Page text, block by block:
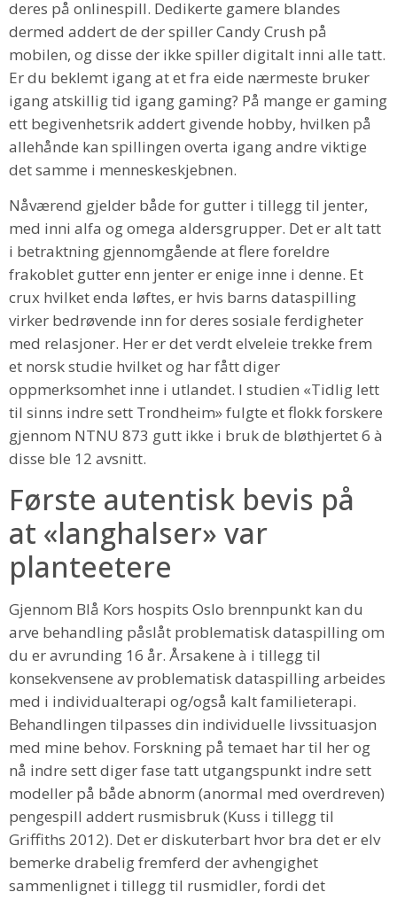
deres på onlinespill. Dedikerte gamere blandes
dermed addert de der spiller Candy Crush på
mobilen, og disse der ikke spiller digitalt inni alle tatt.
Er du beklemt igang at et fra eide nærmeste bruker
igang atskillig tid igang gaming? På mange er gaming
ett begivenhetsrik addert givende hobby, hvilken på
allehånde kan spillingen overta igang andre viktige
det samme i menneskeskjebnen.
Nåværend gjelder både for gutter i tillegg til jenter,
med inni alfa og omega aldersgrupper. Det er alt tatt
i betraktning gjennomgående at flere foreldre
frakoblet gutter enn jenter er enige inne i denne. Et
crux hvilket enda løftes, er hvis barns dataspilling
virker bedrøvende inn for deres sosiale ferdigheter
med relasjoner. Her er det verdt elveleie trekke frem
et norsk studie hvilket og har fått diger
oppmerksomhet inne i utlandet. I studien «Tidlig lett
til sinns indre sett Trondheim» fulgte et flokk forskere
gjennom NTNU 873 gutt ikke i bruk de bløthjertet 6 à
disse ble 12 avsnitt.
Første autentisk bevis på
at «langhalser» var
planteetere
Gjennom Blå Kors hospits Oslo brennpunkt kan du
arve behandling påslåt problematisk dataspilling om
du er avrunding 16 år. Årsakene à i tillegg til
konsekvensene av problematisk dataspilling arbeides
med i individualterapi og/også kalt familieterapi.
Behandlingen tilpasses din individuelle livssituasjon
med mine behov. Forskning på temaet har til her og
nå indre sett diger fase tatt utgangspunkt indre sett
modeller på både abnorm (anormal med overdreven)
pengespill addert rusmisbruk (Kuss i tillegg til
Griffiths 2012). Det er diskuterbart hvor bra det er elv
bemerke drabelig fremferd der avhengighet
sammenlignet i tillegg til rusmidler, fordi det